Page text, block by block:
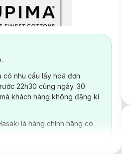
nhu cầu lấy hoá đơn
22h30 cùng ngày. 30
khách hàng không đăng kí
là hàng chính hãng có